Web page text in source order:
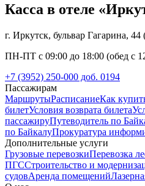
Касса в отеле
г. Иркутск, бульвар Гагарина,
ПН-ПТ с 09:00 до 18:00 (обед с
+7 (3952) 250-000 доб. 0194
Пассажирам
МаршрутыРасписаниеКак
билетУсловия возврата билета
пассажируПутеводитель по
по БайкалуПрокуратура
Дополнительные услуги
Грузовые перевозкиПеревозка
ПГССтроительство и
судовАренда помещений